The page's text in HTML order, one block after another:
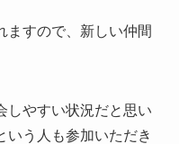
ますので、新しい仲間
しやすい状況だと思い
いう人も参加いただき